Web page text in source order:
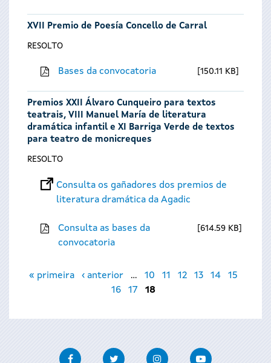
XVII Premio de Poesía Concello de Carral
RESOLTO
Bases da convocatoria 150.11 KB
Premios XXII Álvaro Cunqueiro para textos
teatrais, VIII Manuel María de literatura
dramática infantil e XI Barriga Verde de textos
para teatro de monicreques
RESOLTO
Consulta os gañadores dos premios de
literatura dramática da Agadic
Consulta as bases da
convocatoria
614.59 KB
Páxinas
« primeira ‹ anterior … 10 11 12 13 14
15
16
17 18
FacebookTwitter InstagramYoutube